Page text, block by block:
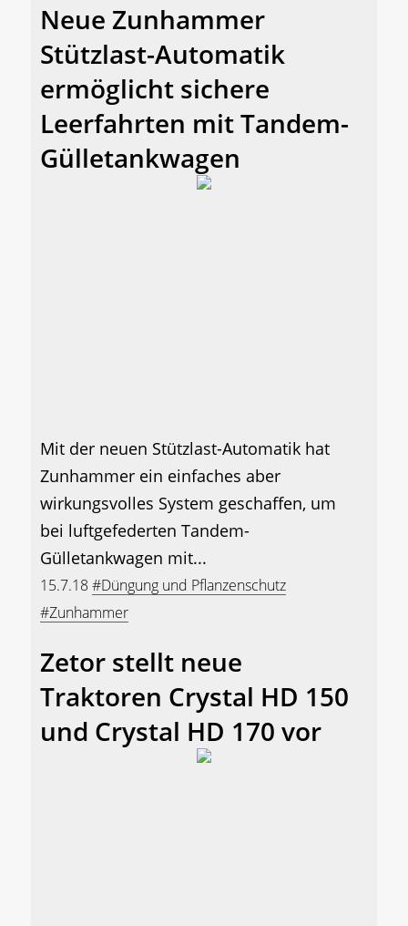
Neue Zunhammer
Stützlast-Automatik
ermöglicht sichere
Leerfahrten mit Tandem-
Gülletankwagen
Mit der neuen Stützlast-Automatik hat
Zunhammer ein einfaches aber
wirkungsvolles System geschaffen, um
bei luftgefederten Tandem-
Gülletankwagen mit...
15.7.18#Düngung und Pflanzenschutz
#Zunhammer
Zetor stellt neue
Traktoren Crystal HD 150
und Crystal HD 170 vor